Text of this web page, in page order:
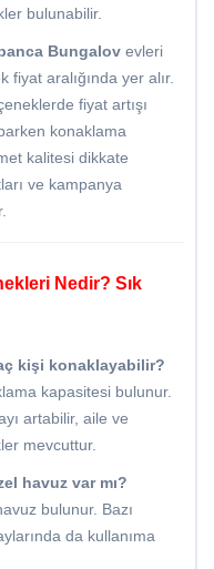
bulunabilir.
Bungalov evleri
aralığında yer alır.
fiyat artışı
konaklama
kalitesi dikkate
ve kampanya
Nedir? Sık
kişi konaklayabilir?
kapasitesi bulunur.
artabilir, aile ve
mevcuttur.
havuz var mı?
bulunur. Bazı
da kullanıma